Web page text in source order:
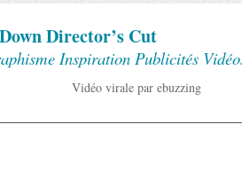
Director’s Cut
Inspiration Publicités
Vidéo virale par ebuzzing